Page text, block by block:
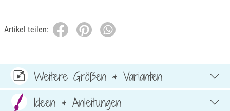
Artikel teilen:
Weitere Größen & Varianten
Ideen & Anleitungen